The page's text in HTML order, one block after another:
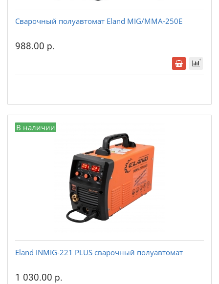
Сварочный полуавтомат Eland MIG/MMA-250E
988.00 р.
В наличии
Eland INMIG-221 PLUS cварочный полуавтомат
1 030.00 р.